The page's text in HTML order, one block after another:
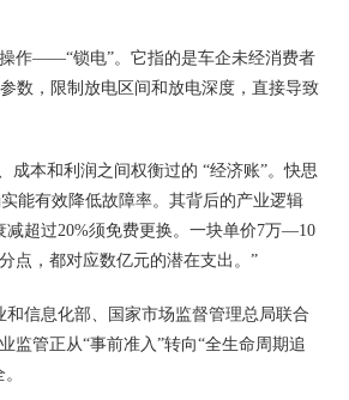
作——“锁电”。它指的是车企未经消费者
数，限制放电区间和放电深度，直接导致
成本和利润之间权衡过的 “经济账”。快思
能有效降低故障率。其背后的产业逻辑
减超过20%须免费更换。一块单价7万—10
点，都对应数亿元的潜在支出。”
信息化部、国家市场监督管理总局联合
监管正从“事前准入”转向“全生命周期追